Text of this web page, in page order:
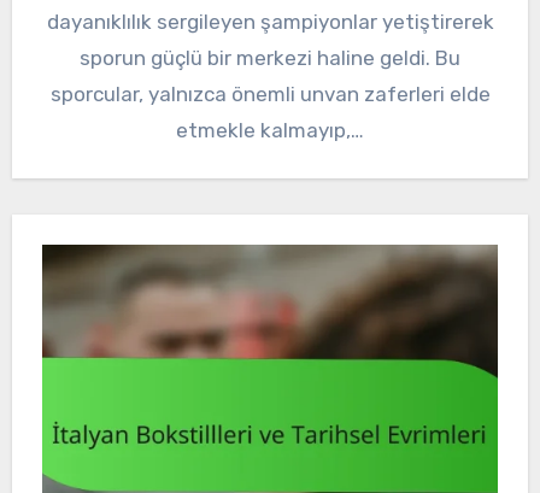
dayanıklılık sergileyen şampiyonlar yetiştirerek
sporun güçlü bir merkezi haline geldi. Bu
sporcular, yalnızca önemli unvan zaferleri elde
etmekle kalmayıp,…